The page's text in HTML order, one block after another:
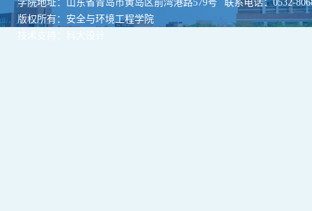
学院地址：山东省青岛市黄岛区前湾港路579号
联系电话：0532-
版权所有：安全与环境工程学院